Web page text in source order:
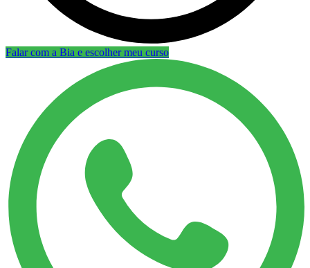
Falar com a Bia e escolher meu curso